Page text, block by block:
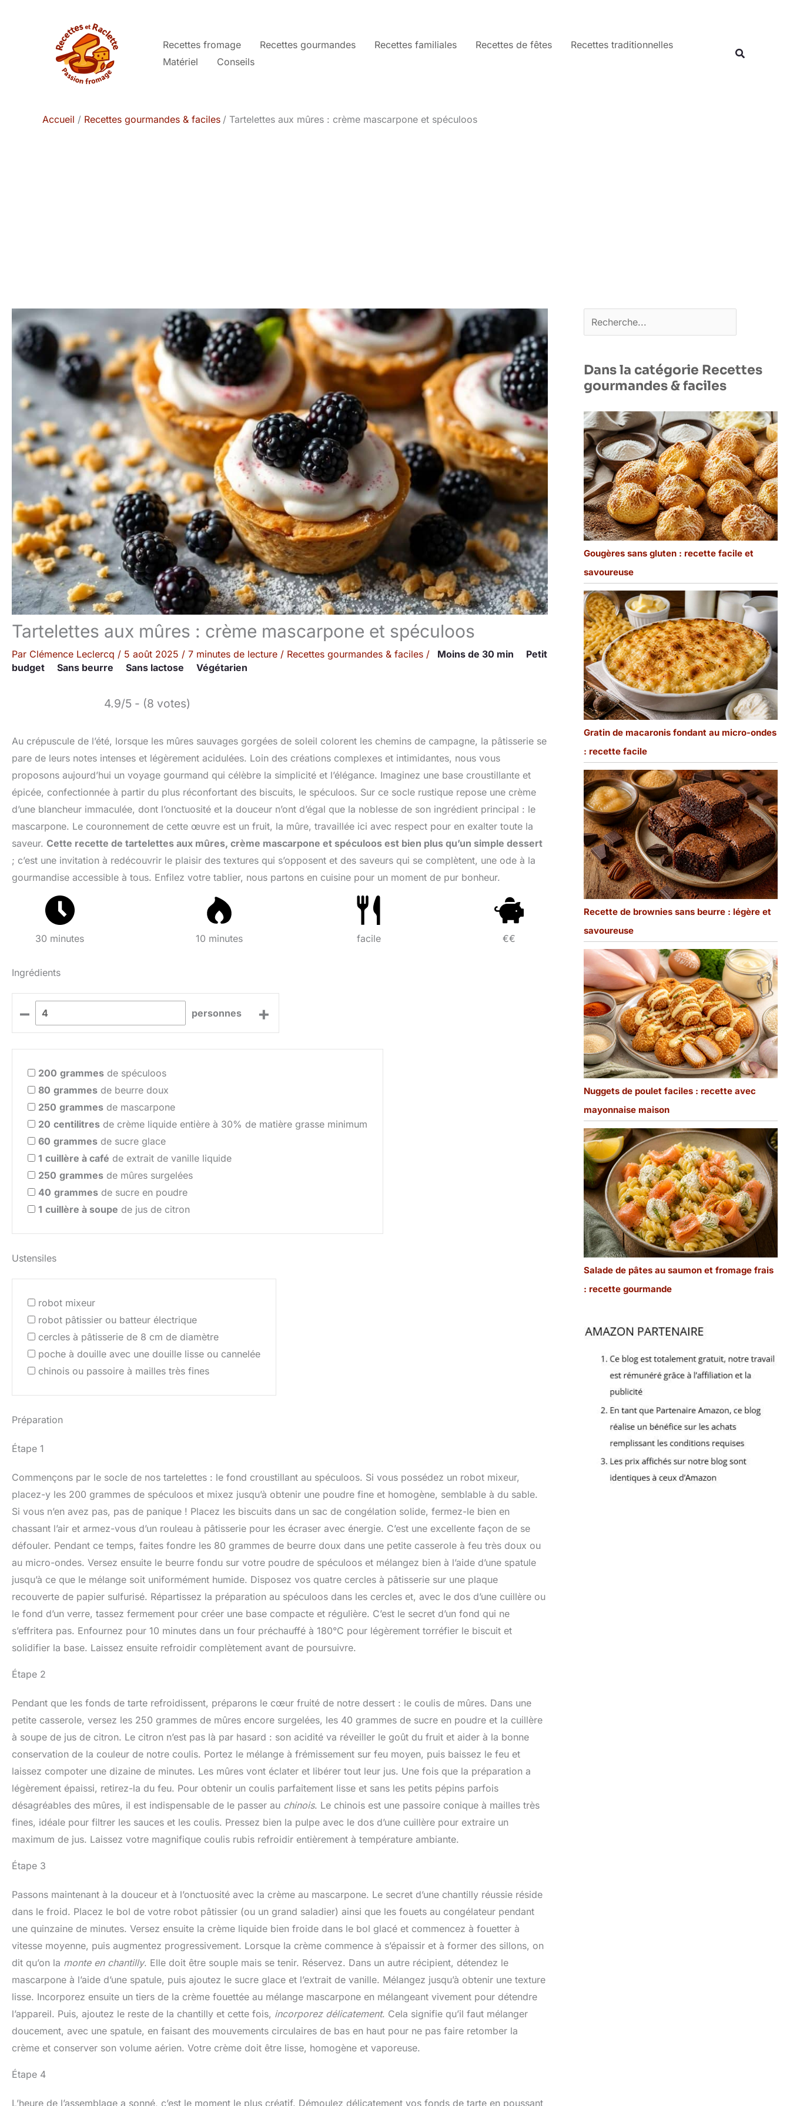
Recettes fromage Recettes gourmandes Recettes familiales Recettes de fêtes
Recettes traditionnelles
Matériel
Conseils
Accueil Recettes gourmandes & faciles Tartelettes aux mûres : crème mascarpone et spéculoos
Tartelettes aux mûres : crème mascarpone et spéculoos
Par Clémence Leclercq / 5 août 2025 / 7 minutes de lecture / Recettes gourmandes & faciles / Moins de 30 min
Petit
budget
Sans beurre Sans lactose Végétarien
4.9/5 - (8 votes)
Au crépuscule de l’été, lorsque les mûres sauvages gorgées de soleil colorent les chemins de campagne, la pâtisserie se
pare de leurs notes intenses et légèrement acidulées. Loin des créations complexes et intimidantes, nous vous
proposons aujourd’hui un voyage gourmand qui célèbre la simplicité et l’élégance. Imaginez une base croustillante et
épicée, confectionnée à partir du plus réconfortant des biscuits, le spéculoos. Sur ce socle rustique repose une crème
d’une blancheur immaculée, dont l’onctuosité et la douceur n’ont d’égal que la noblesse de son ingrédient principal : le
mascarpone. Le couronnement de cette œuvre est un fruit, la mûre, travaillée ici avec respect pour en exalter toute la
saveur. Cette recette de tartelettes aux mûres, crème mascarpone et spéculoos est bien plus qu’un simple dessert
; c’est une invitation à redécouvrir le plaisir des textures qui s’opposent et des saveurs qui se complètent, une ode à la
gourmandise accessible à tous. Enfilez votre tablier, nous partons en cuisine pour un moment de pur bonheur.
30 minutes 10 minutes facile €€
Ingrédients
– personnes +
200 grammes de spéculoos
80 grammes de beurre doux
250 grammes de mascarpone
20 centilitres de crème liquide entière à 30% de matière grasse minimum
60 grammes de sucre glace
1 cuillère à café de extrait de vanille liquide
250 grammes de mûres surgelées
40 grammes de sucre en poudre
1 cuillère à soupe de jus de citron
Ustensiles
robot mixeur
robot pâtissier ou batteur électrique
cercles à pâtisserie de 8 cm de diamètre
poche à douille avec une douille lisse ou cannelée
chinois ou passoire à mailles très fines
Préparation
Étape 1
Commençons par le socle de nos tartelettes : le fond croustillant au spéculoos. Si vous possédez un robot mixeur,
placez-y les 200 grammes de spéculoos et mixez jusqu’à obtenir une poudre fine et homogène, semblable à du sable.
Si vous n’en avez pas, pas de panique ! Placez les biscuits dans un sac de congélation solide, fermez-le bien en
chassant l’air et armez-vous d’un rouleau à pâtisserie pour les écraser avec énergie. C’est une excellente façon de se
défouler. Pendant ce temps, faites fondre les 80 grammes de beurre doux dans une petite casserole à feu très doux ou
au micro-ondes. Versez ensuite le beurre fondu sur votre poudre de spéculoos et mélangez bien à l’aide d’une spatule
jusqu’à ce que le mélange soit uniformément humide. Disposez vos quatre cercles à pâtisserie sur une plaque
recouverte de papier sulfurisé. Répartissez la préparation au spéculoos dans les cercles et, avec le dos d’une cuillère ou
le fond d’un verre, tassez fermement pour créer une base compacte et régulière. C’est le secret d’un fond qui ne
s’effritera pas. Enfournez pour 10 minutes dans un four préchauffé à 180°C pour légèrement torréfier le biscuit et
solidifier la base. Laissez ensuite refroidir complètement avant de poursuivre.
Étape 2
Pendant que les fonds de tarte refroidissent, préparons le cœur fruité de notre dessert : le coulis de mûres. Dans une
petite casserole, versez les 250 grammes de mûres encore surgelées, les 40 grammes de sucre en poudre et la cuillère
à soupe de jus de citron. Le citron n’est pas là par hasard : son acidité va réveiller le goût du fruit et aider à la bonne
conservation de la couleur de notre coulis. Portez le mélange à frémissement sur feu moyen, puis baissez le feu et
laissez compoter une dizaine de minutes. Les mûres vont éclater et libérer tout leur jus. Une fois que la préparation a
légèrement épaissi, retirez-la du feu. Pour obtenir un coulis parfaitement lisse et sans les petits pépins parfois
désagréables des mûres, il est indispensable de le passer au chinois. Le chinois est une passoire conique à mailles très
fines, idéale pour filtrer les sauces et les coulis. Pressez bien la pulpe avec le dos d’une cuillère pour extraire un
maximum de jus. Laissez votre magnifique coulis rubis refroidir entièrement à température ambiante.
Étape 3
Passons maintenant à la douceur et à l’onctuosité avec la crème au mascarpone. Le secret d’une chantilly réussie réside
dans le froid. Placez le bol de votre robot pâtissier (ou un grand saladier) ainsi que les fouets au congélateur pendant
une quinzaine de minutes. Versez ensuite la crème liquide bien froide dans le bol glacé et commencez à fouetter à
vitesse moyenne, puis augmentez progressivement. Lorsque la crème commence à s’épaissir et à former des sillons, on
dit qu’on la monte en chantilly. Elle doit être souple mais se tenir. Réservez. Dans un autre récipient, détendez le
mascarpone à l’aide d’une spatule, puis ajoutez le sucre glace et l’extrait de vanille. Mélangez jusqu’à obtenir une texture
lisse. Incorporez ensuite un tiers de la crème fouettée au mélange mascarpone en mélangeant vivement pour détendre
l’appareil. Puis, ajoutez le reste de la chantilly et cette fois, incorporez délicatement. Cela signifie qu’il faut mélanger
doucement, avec une spatule, en faisant des mouvements circulaires de bas en haut pour ne pas faire retomber la
crème et conserver son volume aérien. Votre crème doit être lisse, homogène et vaporeuse.
Étape 4
L’heure de l’assemblage a sonné, c’est le moment le plus créatif. Démoulez délicatement vos fonds de tarte en poussant
Rechercher
Dans la catégorie Recettes
gourmandes & faciles
Gougères sans gluten : recette facile et
savoureuse
Gratin de macaronis fondant au micro-ondes
: recette facile
Recette de brownies sans beurre : légère et
savoureuse
Nuggets de poulet faciles : recette avec
mayonnaise maison
Salade de pâtes au saumon et fromage frais
: recette gourmande